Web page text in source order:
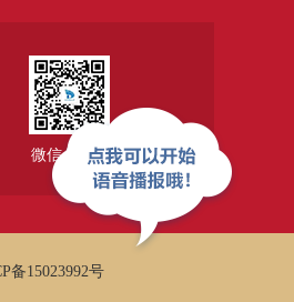
微信公众号
备15023992号